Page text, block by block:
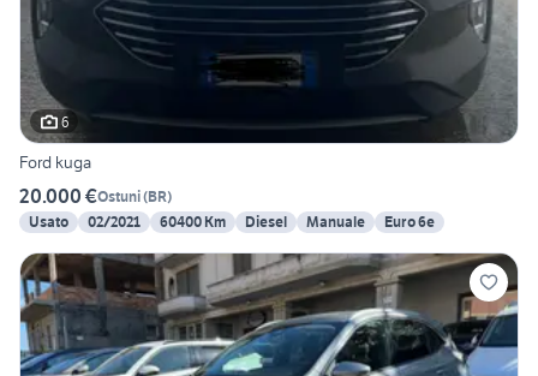
6
Ford kuga
20.000 €Ostuni(BR)
Usato
02/2021 60400 Km Diesel Manuale Euro 6e